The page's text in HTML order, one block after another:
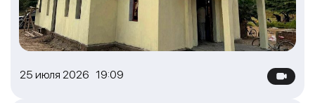
25 июля 2026 19:09